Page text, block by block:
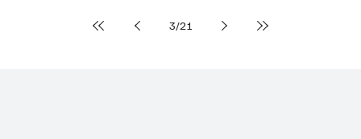
energiaszükségletet.
3/21